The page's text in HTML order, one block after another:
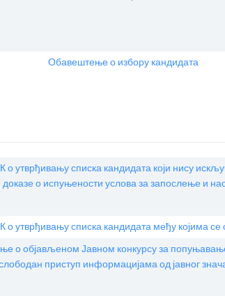
Обавештење о избору кандидата
утврђивању списка кандидата који нису
доказе о испуњености услова за запослење и
утврђивању списка кандидата међу којима се
о објављеном Јавном конкурсу за
приступ информацијама од јавног